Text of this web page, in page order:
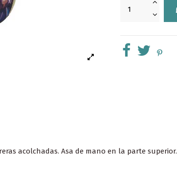
acolchadas. Asa de mano en la parte superior.